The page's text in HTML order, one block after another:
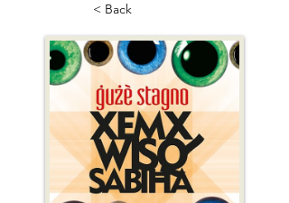
< Back